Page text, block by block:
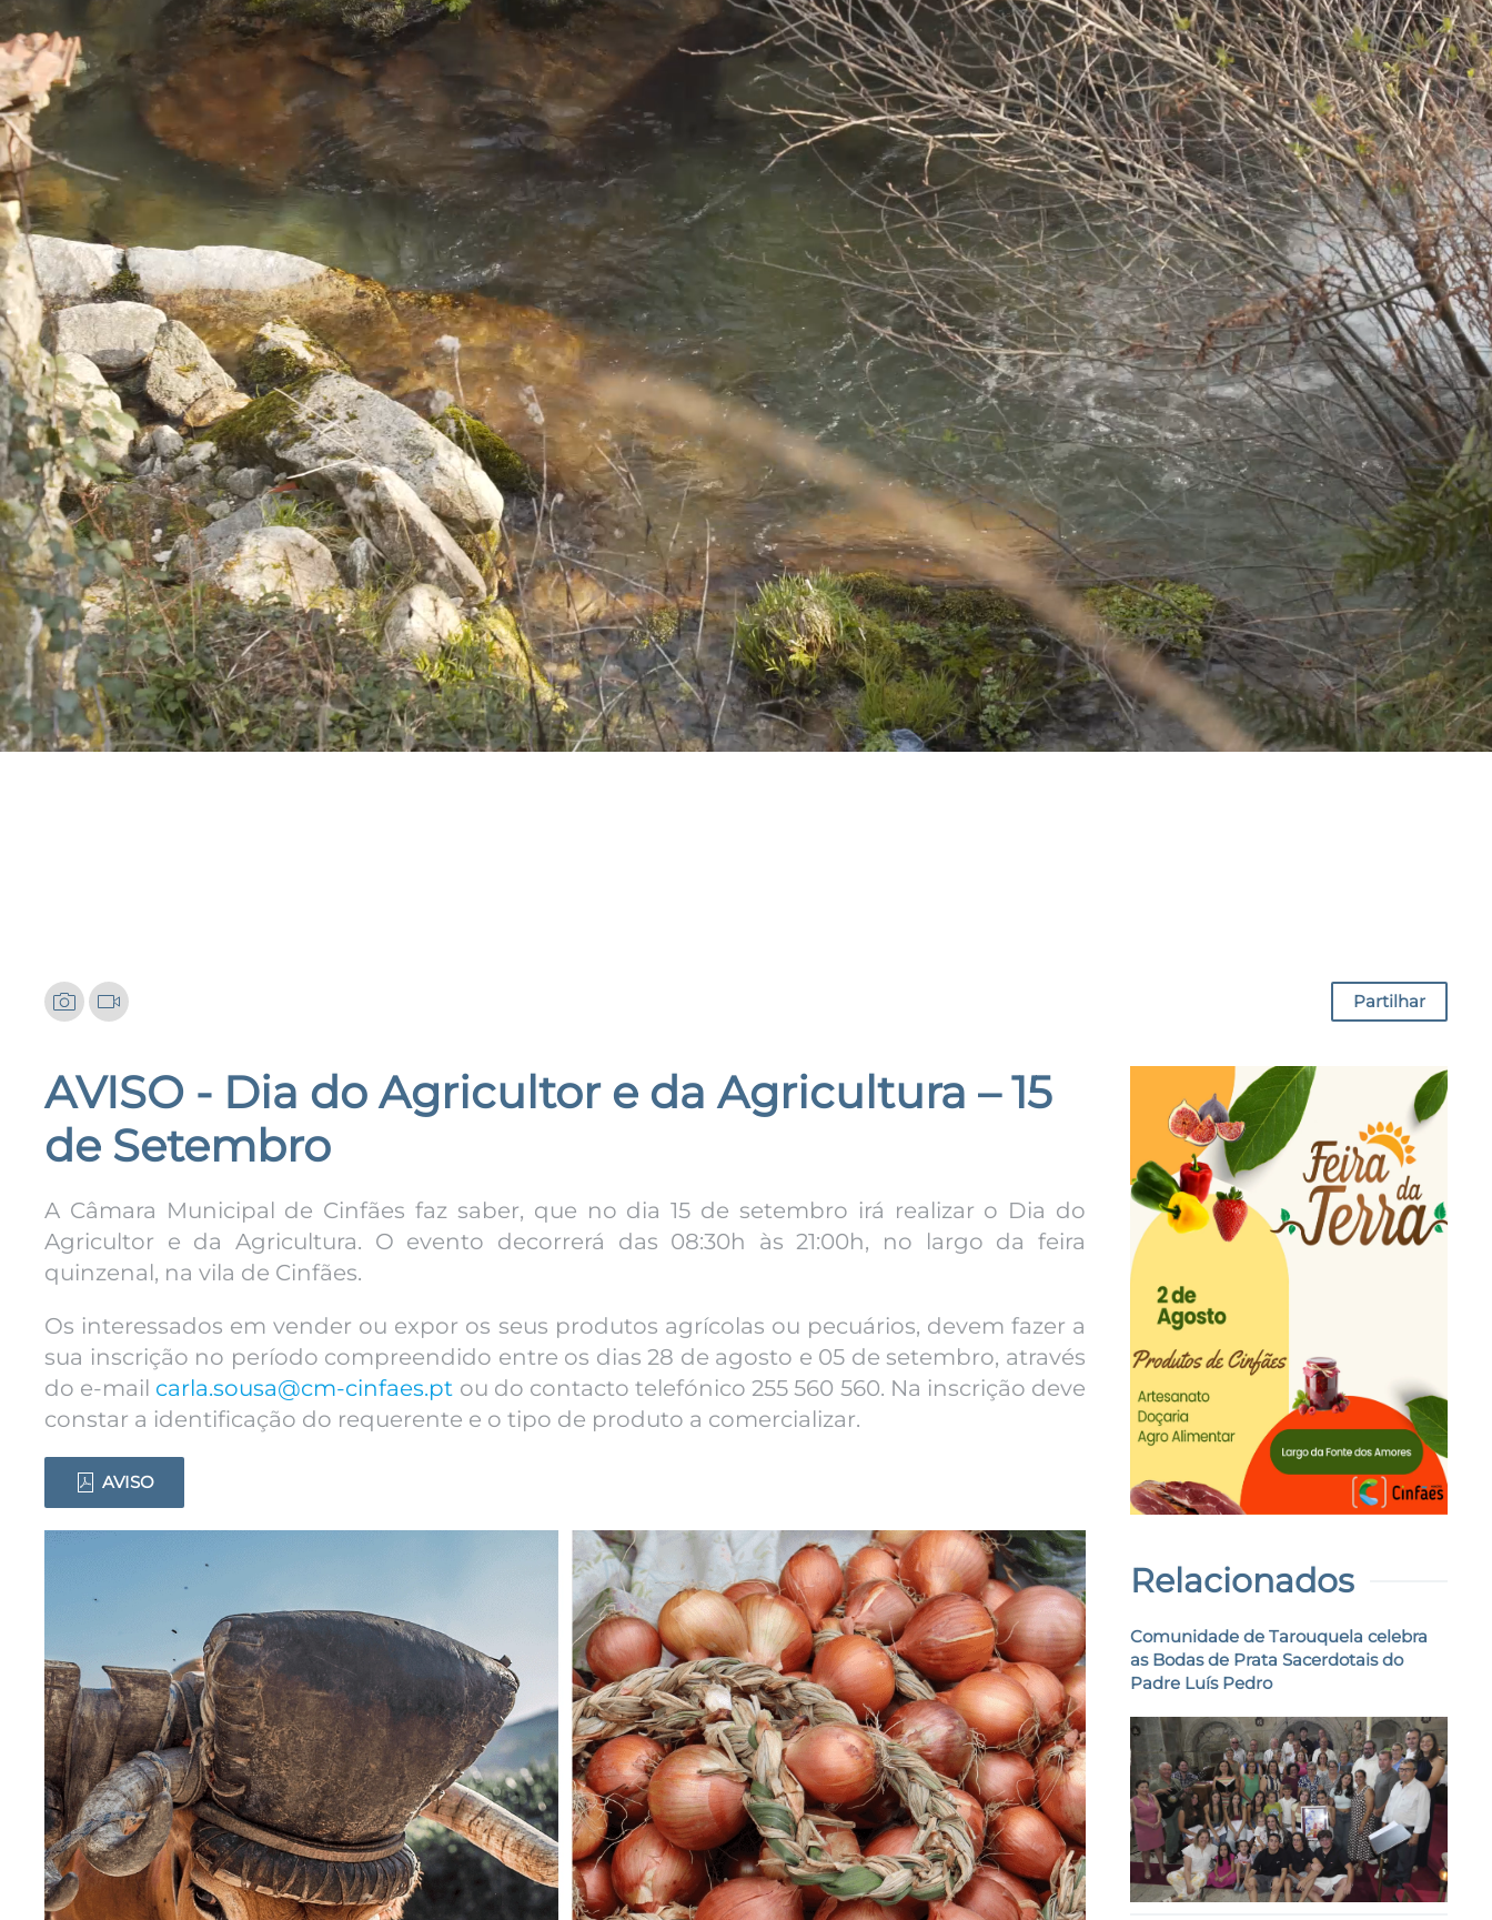
Partilhar
AVISO - Dia do Agricultor e da Agricultura – 15
de Setembro
A Câmara Municipal de Cinfães faz saber, que no dia 15 de setembro irá realizar o Dia do
Agricultor e da Agricultura. O evento decorrerá das 08:30h às 21:00h, no largo da feira
quinzenal, na vila de Cinfães.
Os interessados em vender ou expor os seus produtos agrícolas ou pecuários, devem fazer a
sua inscrição no período compreendido entre os dias 28 de agosto e 05 de setembro, através
do e-mail carla.sousa@cm-cinfaes.pt ou do contacto telefónico 255 560 560. Na inscrição deve
constar a identificação do requerente e o tipo de produto a comercializar.
AVISO
Relacionados
Comunidade de Tarouquela celebra
as Bodas de Prata Sacerdotais do
Padre Luís Pedro